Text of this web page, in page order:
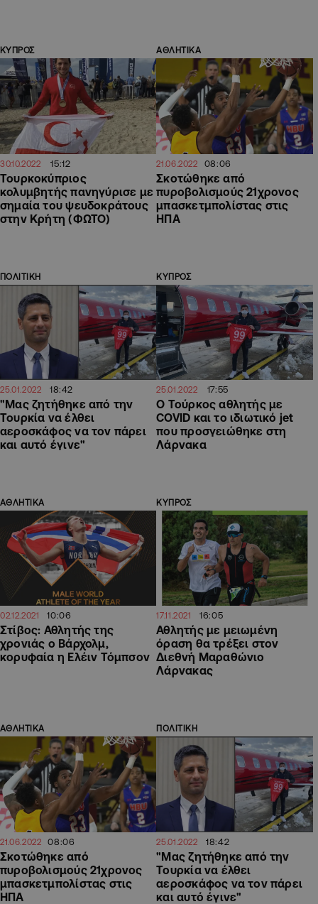
ΚΥΠΡΟΣ
30.10.2022 15:12
Τουρκοκύπριος
κολυμβητής πανηγύρισε με
σημαία του ψευδοκράτους
στην Κρήτη (ΦΩΤΟ)
ΑΘΛΗΤΙΚΑ
21.06.2022 08:06
Σκοτώθηκε από
πυροβολισμούς 21χρονος
μπασκετμπολίστας στις
ΗΠΑ
ΠΟΛΙΤΙΚΗ
25.01.2022 18:42
"Μας ζητήθηκε από την
Τουρκία να έλθει
αεροσκάφος να τον πάρει
και αυτό έγινε"
ΚΥΠΡΟΣ
25.01.2022 17:55
Ο Τούρκος αθλητής με
COVID και το ιδιωτικό jet
που προσγειώθηκε στη
Λάρνακα
ΑΘΛΗΤΙΚΑ
02.12.2021 10:06
Στίβος: Αθλητής της
χρονιάς ο Βάρχολμ,
κορυφαία η Ελέιν Τόμπσον
ΚΥΠΡΟΣ
17.11.2021 16:05
Αθλητής με μειωμένη
όραση θα τρέξει στον
Διεθνή Μαραθώνιο
Λάρνακας
ΑΘΛΗΤΙΚΑ
21.06.2022 08:06
Σκοτώθηκε από
πυροβολισμούς 21χρονος
μπασκετμπολίστας στις
ΗΠΑ
ΠΟΛΙΤΙΚΗ
25.01.2022 18:42
"Μας ζητήθηκε από την
Τουρκία να έλθει
αεροσκάφος να τον πάρει
και αυτό έγινε"